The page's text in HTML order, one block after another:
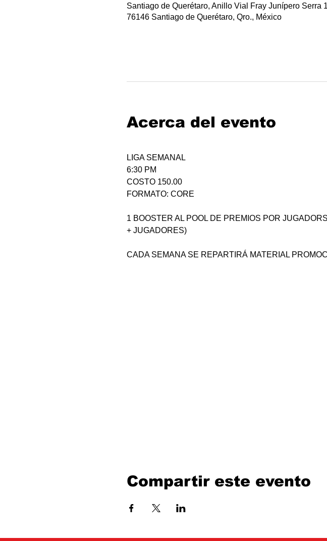
Santiago de Querétaro, Anillo Vial Fray Junípero Serra
76146 Santiago de Querétaro, Qro., México
Acerca del evento
LIGA SEMANAL
6:30 PM
COSTO 150.00
FORMATO: CORE
1 BOOSTER AL POOL DE PREMIOS POR
+ JUGADORES)
CADA SEMANA SE REPARTIRÁ MATERIAL
Compartir este evento